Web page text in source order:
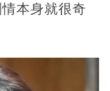
本身就很奇